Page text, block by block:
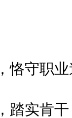
守职业
实肯干